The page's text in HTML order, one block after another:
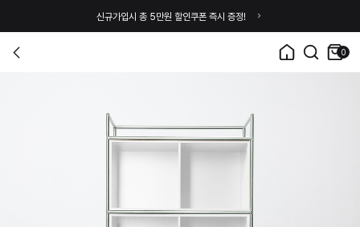
신규가입시 총 5만원 할인쿠폰 즉시 증정!
0